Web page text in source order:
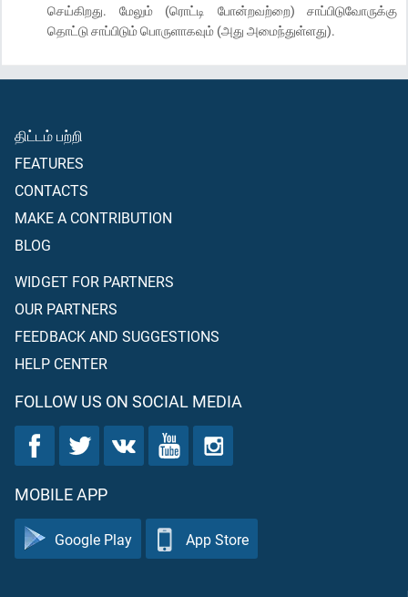
செய்கிறது. மேலும் (ரொட்டி போன்றவற்றை) சாப்பிடுவோருக்கு
தொட்டு சாப்பிடும் பொருளாகவும் (அது அமைந்துள்ளது).
திட்டம் பற்றி
FEATURES
CONTACTS
MAKE A CONTRIBUTION
BLOG
WIDGET FOR PARTNERS
OUR PARTNERS
FEEDBACK AND SUGGESTIONS
HELP CENTER
FOLLOW US ON SOCIAL MEDIA
MOBILE APP
Google Play App Store